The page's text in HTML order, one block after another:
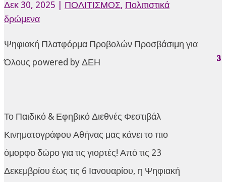
Δεκ 30, 2025 | ΠΟΛΙΤΙΣΜΟΣ, Πολιτιστικά
δρώμενα
Ψηφιακή Πλατφόρμα Προβολών Προσβάσιμη για
Όλους powered by ΔΕΗ
Το Παιδικό & Εφηβικό Διεθνές Φεστιβάλ
Κινηματογράφου Αθήνας μας κάνει το πιο
όμορφο δώρο για τις γιορτές! Από τις 23
Δεκεμβρίου έως τις 6 Ιανουαρίου, η Ψηφιακή